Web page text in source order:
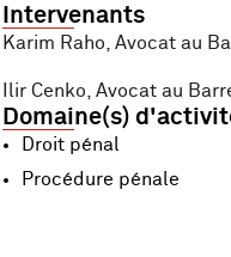
Intervenants
Karim Raho, Avocat au
Ilir Cenko, Avocat au
Domaine(s)
Droit pénal
Procédure pénale